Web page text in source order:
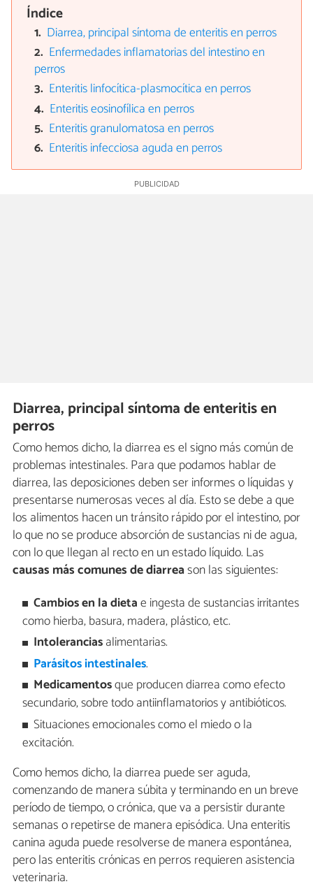
Índice
Diarrea, principal síntoma de enteritis en perros
Enfermedades inflamatorias del intestino en
perros
Enteritis linfocítica-plasmocítica en perros
Enteritis eosinofílica en perros
Enteritis granulomatosa en perros
Enteritis infecciosa aguda en perros
Diarrea, principal síntoma de enteritis en
perros
Como hemos dicho, la diarrea es el signo más común de
problemas intestinales. Para que podamos hablar de
diarrea, las deposiciones deben ser informes o líquidas y
presentarse numerosas veces al día. Esto se debe a que
los alimentos hacen un tránsito rápido por el intestino, por
lo que no se produce absorción de sustancias ni de agua,
con lo que llegan al recto en un estado líquido. Las
causas más comunes de diarreason las siguientes:
Cambios en la dietae ingesta de sustancias irritantes
como hierba, basura, madera, plástico, etc.
Intoleranciasalimentarias.
Parásitos intestinales.
Medicamentosque producen diarrea como efecto
secundario, sobre todo antiinflamatorios y antibióticos.
Situaciones emocionales como el miedo o la
excitación.
Como hemos dicho, la diarrea puede ser aguda,
comenzando de manera súbita y terminando en un breve
período de tiempo, o crónica, que va a persistir durante
semanas o repetirse de manera episódica. Una enteritis
canina aguda puede resolverse de manera espontánea,
pero las enteritis crónicas en perros requieren asistencia
veterinaria.